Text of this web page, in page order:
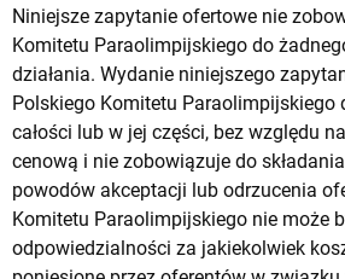
Niniejsze zapytanie ofertowe nie
Komitetu Paraolimpijskiego do
działania. Wydanie niniejszego
Polskiego Komitetu Paraolimpijskiego
całości lub w jej części, bez względu
cenową i nie zobowiązuje do
powodów akceptacji lub odrzucenia
Komitetu Paraolimpijskiego nie może
odpowiedzialności za jakiekolwiek